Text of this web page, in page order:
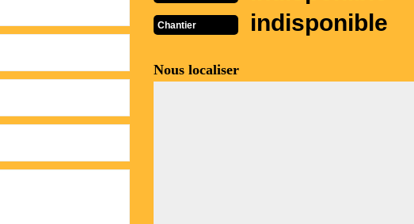
Chantier indisponible
Nous localiser